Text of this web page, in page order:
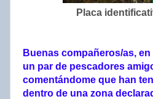
Placa
Buenas compañeros/as,
un par de pescadores
comentándome que han
dentro de una zona